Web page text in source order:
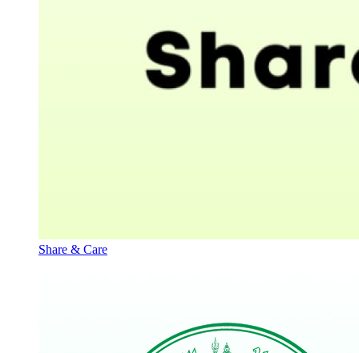
Share & Care